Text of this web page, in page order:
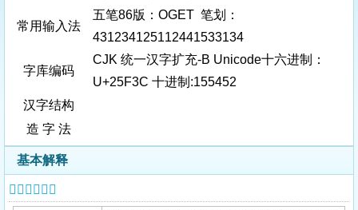
常用输入法
五笔86版：OGET 笔划：
431234125112441533134
字库编码
CJK 统一汉字扩充-B Unicode十六进制：
U+25F3C 十进制:155452
汉字结构
造 字 法
基本解释
𥼼字基本信息